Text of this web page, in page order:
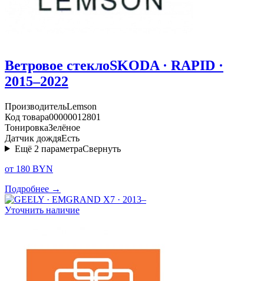
Ветровое стеклоSKODA · RAPID ·
2015–2022
ПроизводительLemson
Код товара00000012801
ТонировкаЗелёное
Датчик дождяЕсть
Ещё 2 параметраСвернуть
от 180 BYN
Подробнее →
Уточнить наличие